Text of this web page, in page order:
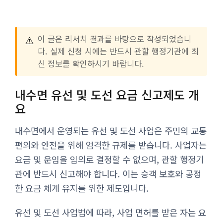
⚠️ 이 글은 리서치 결과를 바탕으로 작성되었습니
다. 실제 신청 시에는 반드시 관할 행정기관에 최
신 정보를 확인하시기 바랍니다.
내수면 유선 및 도선 요금 신고제도 개
요
내수면에서 운영되는 유선 및 도선 사업은 주민의 교통
편의와 안전을 위해 엄격한 규제를 받습니다. 사업자는
요금 및 운임을 임의로 결정할 수 없으며, 관할 행정기
관에 반드시 신고해야 합니다. 이는 승객 보호와 공정
한 요금 체계 유지를 위한 제도입니다.
유선 및 도선 사업법에 따라, 사업 면허를 받은 자는 요